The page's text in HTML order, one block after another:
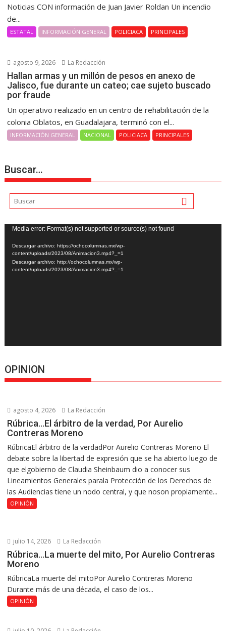
Noticias CON información de Juan Javier Roldan Un incendio
de...
ESTATAL INFORMACIÓN GENERAL POLICIACA PRINCIPALES
agosto 9, 2026 La Redacción
Hallan armas y un millón de pesos en anexo de
Jalisco, fue durante un cateo; cae sujeto buscado
por fraude
Un operativo realizado en un centro de rehabilitación de la
colonia Oblatos, en Guadalajara, terminó con el...
INFORMACIÓN GENERAL NACIONAL POLICIACA PRINCIPALES
Buscar…
Reproductor
de
vídeo
Media error: Format(s) not supported or source(s) not found
Descargar archivo: https://ochocolumnas.mx/wp-
content/uploads/2023/08/Animacion3.mp4?_=1
Descargar archivo: http://ochocolumnas.mx/wp-
content/uploads/2023/08/Animacion3.mp4?_=1
OPINION
agosto 4, 2026 La Redacción
Rúbrica…El árbitro de la verdad, Por Aurelio
Contreras Moreno
RúbricaEl árbitro de la verdadPor Aurelio Contreras Moreno El
debate sobre la libertad de expresión que se ha abierto luego de
que elgobierno de Claudia Sheinbaum dio a conocer sus
Lineamientos Generales parala Protección de los Derechos de
las Audiencias tiene un nodo central, y que noson propiamente...
OPINIÓN
julio 14, 2026 La Redacción
Rúbrica…La muerte del mito, Por Aurelio Contreras
Moreno
RúbricaLa muerte del mitoPor Aurelio Contreras Moreno
Durante más de una década, el caso de los...
OPINIÓN